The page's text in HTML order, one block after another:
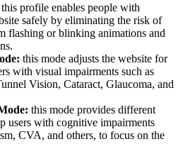
this profile enables people with
safely by eliminating the risk of
flashing or blinking animations and
this mode adjusts the website for
with visual impairments such as
Vision, Cataract, Glaucoma, and
this mode provides different
users with cognitive impairments
CVA, and others, to focus on the